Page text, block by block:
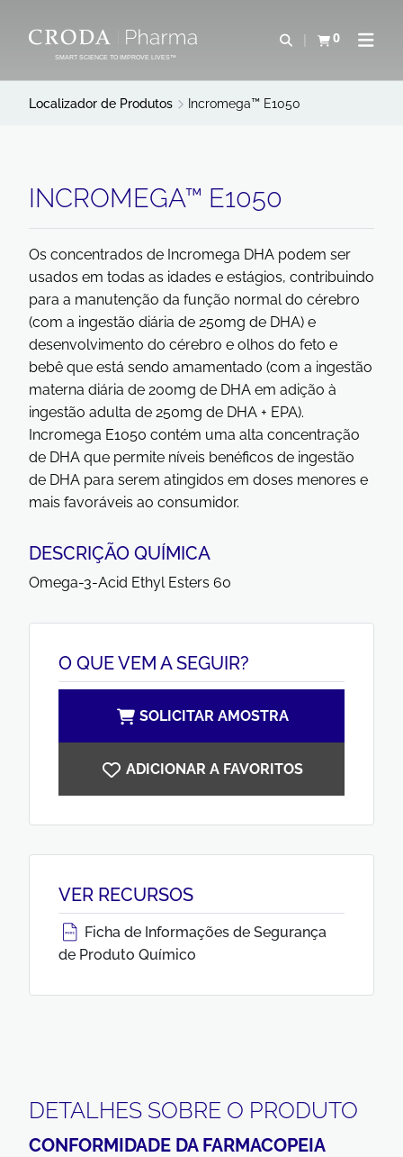
PARA
CONTEÚDO
PARA
MENU
SMART SCIENCE TO IMPROVE LIVES™
Abrir pesquisa
0
Exibir cestaAbrir
Localizador de Produtos Incromega™ E1050
INCROMEGA™ E1050
Os concentrados de Incromega DHA podem ser
usados em todas as idades e estágios, contribuindo
para a manutenção da função normal do cérebro
(com a ingestão diária de 250mg de DHA) e
desenvolvimento do cérebro e olhos do feto e
bebê que está sendo amamentado (com a ingestão
materna diária de 200mg de DHA em adição à
ingestão adulta de 250mg de DHA + EPA).
Incromega E1050 contém uma alta concentração
de DHA que permite níveis benéficos de ingestão
de DHA para serem atingidos em doses menores e
mais favoráveis ao consumidor.
DESCRIÇÃO QUÍMICA
Omega-3-Acid Ethyl Esters 60
O QUE VEM A SEGUIR?
SOLICITAR AMOSTRA
ADICIONAR A FAVORITOS
VER RECURSOS
Ficha de Informações de Segurança
de Produto Químico
DETALHES SOBRE O PRODUTO
CONFORMIDADE DA FARMACOPEIA